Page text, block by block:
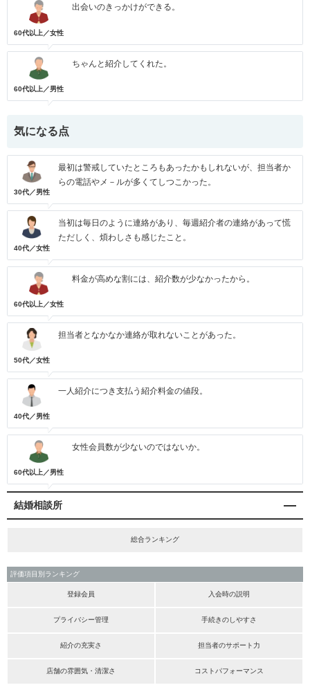
60代以上／女性
出会いのきっかけができる。
60代以上／男性
ちゃんと紹介してくれた。
気になる点
30代／男性
最初は警戒していたところもあったかもしれないが、担当者か
らの電話やメ－ルが多くてしつこかった。
40代／女性
当初は毎日のように連絡があり、毎週紹介者の連絡があって慌
ただしく、煩わしさも感じたこと。
60代以上／女性
料金が高めな割には、紹介数が少なかったから。
50代／女性
担当者となかなか連絡が取れないことがあった。
40代／男性
一人紹介につき支払う紹介料金の値段。
60代以上／男性
女性会員数が少ないのではないか。
結婚相談所
総合ランキング
評価項目別ランキング
登録会員 入会時の説明
プライバシー管理 手続きのしやすさ
紹介の充実さ 担当者のサポート力
店舗の雰囲気・清潔さ コストパフォーマンス